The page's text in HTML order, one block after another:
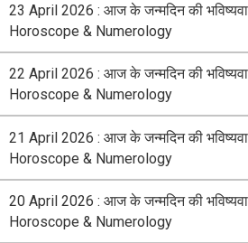
23 April 2026 : आज के जन्मदिन की
Horoscope & Numerology
22 April 2026 : आज के जन्मदिन की
Horoscope & Numerology
21 April 2026 : आज के जन्मदिन की
Horoscope & Numerology
20 April 2026 : आज के जन्मदिन की
Horoscope & Numerology